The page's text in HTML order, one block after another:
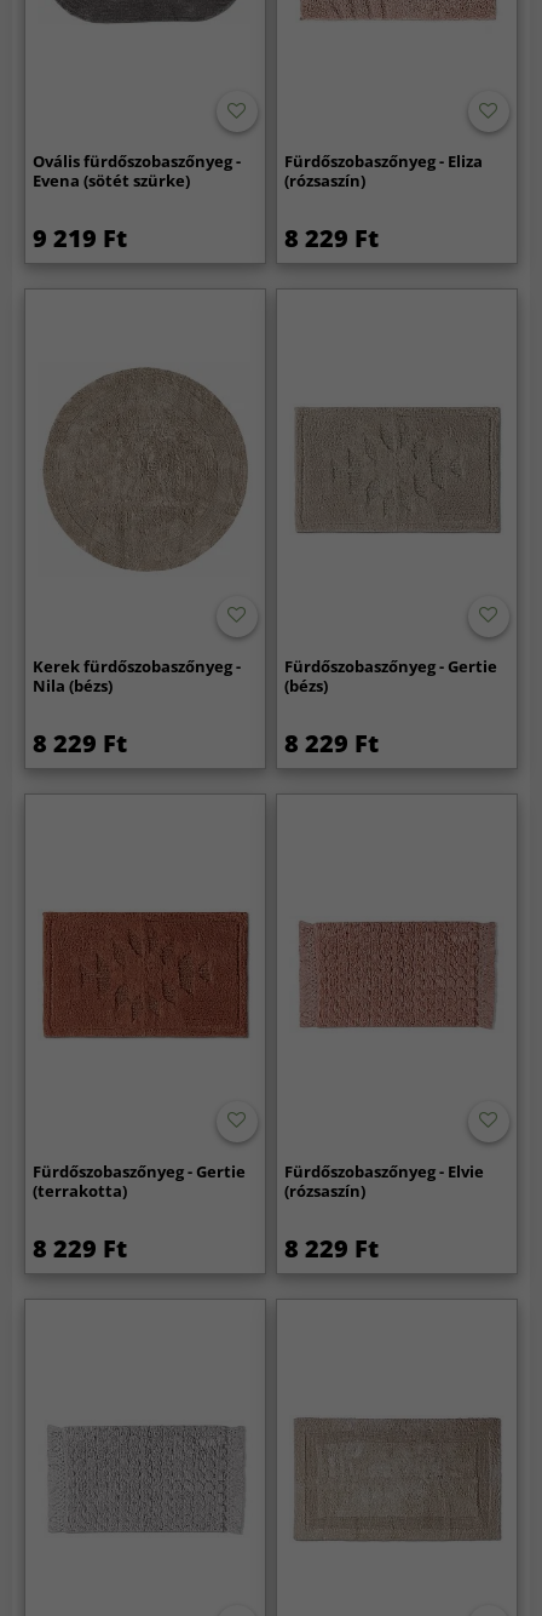
Ovális fürdőszobaszőnyeg -
Evena (sötét szürke)
9 219 Ft
Fürdőszobaszőnyeg - Eliza
(rózsaszín)
8 229 Ft
Kerek fürdőszobaszőnyeg -
Nila (bézs)
8 229 Ft
Fürdőszobaszőnyeg - Gertie
(bézs)
8 229 Ft
Fürdőszobaszőnyeg - Gertie
(terrakotta)
8 229 Ft
Fürdőszobaszőnyeg - Elvie
(rózsaszín)
8 229 Ft